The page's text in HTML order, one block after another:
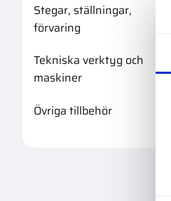
Stegar, ställningar,
förvaring
Tekniska verktyg och
maskiner
Övriga tillbehör